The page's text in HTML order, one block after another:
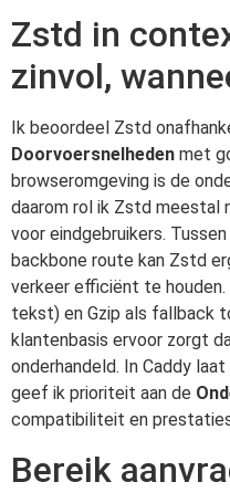
Zstd in
zinvol,
Ik beoordeel Zstd
Doorvoersnelheden met
browseromgeving is de
daarom rol ik Zstd meestal
voor eindgebruikers.
backbone route kan Zstd
verkeer efficiënt te
tekst) en Gzip als fallback
klantenbasis ervoor zorgt
onderhandeld. In Caddy
geef ik prioriteit aan de
compatibiliteit en
Bereik